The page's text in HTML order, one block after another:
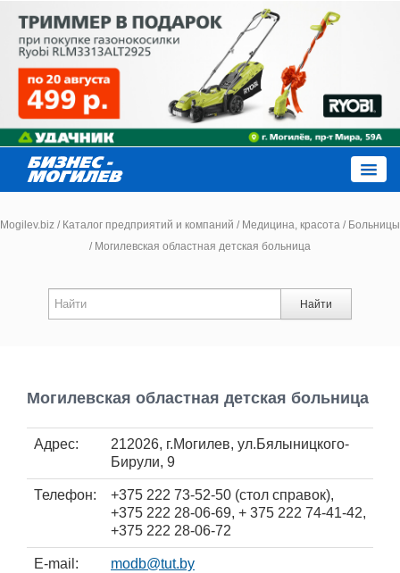
Новости
Транспорт
Mogilev.biz / Каталог предприятий и компаний / Медицина, красота / Больницы
/Могилевская областная детская больница
Найти
Могилевская областная детская больница
Адрес:
212026, г.Могилев, ул.Бялыницкого-
Бирули, 9
Телефон:
+375 222 73-52-50 (стол справок),
+375 222 28-06-69, + 375 222 74-41-42,
+375 222 28-06-72
E-mail: modb@tut.by